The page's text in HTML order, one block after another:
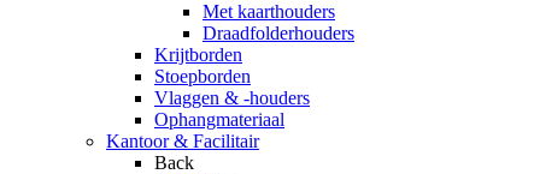
Met kaarthouders
Draadfolderhouders
Krijtborden
Stoepborden
Vlaggen & -houders
Ophangmateriaal
Kantoor & Facilitair
Back